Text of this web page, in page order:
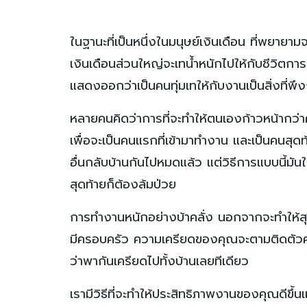
ในฐานะที่เป็นหนึ่งในมนุษย์เงินเดือน ที่พยาย
เงินเดือนส่วนใหญ่จะเทน้ำหนักไปให้กับชีวิตก
แสดงออกว่าเป็นคนทุ่มเทให้กับงานเป็นสิ่งที่พึ
หลายคนคิดว่าการที่จะทำให้ตนเองก้าวหน้าก
เพื่อจะเป็นคนแรกที่เข้ามาทำงาน และเป็นคน
อื่นกลับบ้านกันไปหมดแล้ว แต่วิธีการแบบนี้มันใ
สุดท้ายก็ต้องล้มป่วย
การทำงานหนักอย่างบ้าคลั่ง นอกจากจะทำใ
มีครอบครัว ความเครียดของคุณจะตามติดตั
ว่าพากันเครียดไปทั้งบ้านเลยทีเดียว
เรามีวิธีที่จะทำให้ประสิทธิภาพงานของคุณดีขึ้